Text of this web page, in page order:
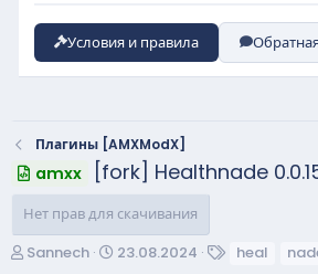
Условия и правила
Плагины [AMXModX]
amxx [fork] Healthnade
Нет прав для скачивания
А
Sannech
Д
23.08.2024 heal